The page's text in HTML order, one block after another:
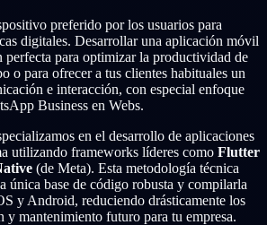
preferido por los usuarios para
digitales. Desarrollar una aplicación móvil
perfecta para optimizar la productividad de
o para ofrecer a tus clientes habituales un
e interacción, con especial enfoque
Business en Webs.
en el desarrollo de aplicaciones
utilizando frameworks líderes como Flutter
(de Meta). Esta metodología técnica
única base de código robusta y compilarla
y Android, reduciendo drásticamente los
y mantenimiento futuro para tu empresa.